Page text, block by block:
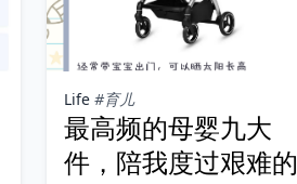
Life #育儿
最高频的母婴九大
件，陪我度过艰难的